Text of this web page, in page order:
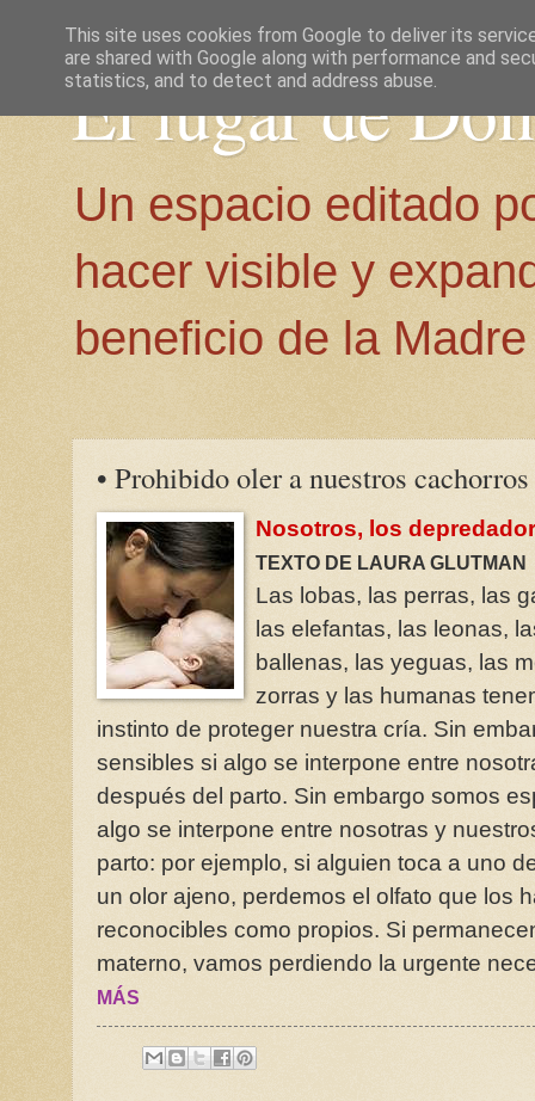
El lugar de
Un espacio editado
hacer visible y
beneficio de la
• Prohibido oler a nuestros cachorros
Nosotros, los
TEXTO DE LAURA GLUTMAN
Las lobas, las perras, las
las elefantas, las leonas,
ballenas, las yeguas, las
zorras y las humanas
instinto de proteger nuestra cría. Sin
sensibles si algo se interpone entre
después del parto. Sin embargo somos
algo se interpone entre nosotras y
parto: por ejemplo, si alguien toca a uno
un olor ajeno, perdemos el olfato que los
reconocibles como propios. Si
materno, vamos perdiendo la urgente
MÁS
This site uses cookies from Google to deliver its
are shared with Google along with performance and
statistics, and to detect and address abuse.